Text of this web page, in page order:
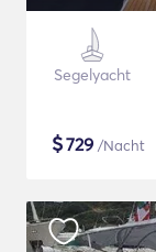
Segelyacht
$729 /Nacht